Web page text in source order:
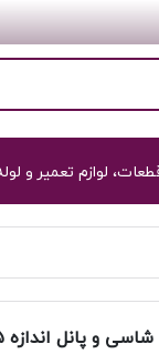
لوازم تعمیر و
85 * 177 سانتی‌متر